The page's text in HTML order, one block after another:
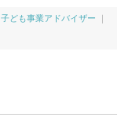
子ども事業アドバイザー